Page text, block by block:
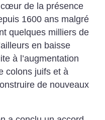
de la présence
1600 ans malgré
quelques milliers de
en baisse
à l’augmentation
colons juifs et à
de nouveaux